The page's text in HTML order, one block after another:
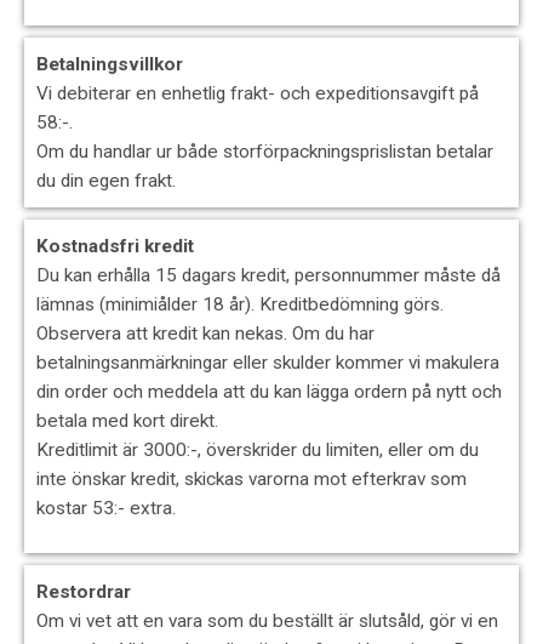
Betalningsvillkor
Vi debiterar en enhetlig frakt- och expeditionsavgift på
58:-.
Om du handlar ur både storförpackningsprislistan betalar
du din egen frakt.
Kostnadsfri kredit
Du kan erhålla 15 dagars kredit, personnummer måste då
lämnas (minimiålder 18 år). Kreditbedömning görs.
Observera att kredit kan nekas. Om du har
betalningsanmärkningar eller skulder kommer vi makulera
din order och meddela att du kan lägga ordern på nytt och
betala med kort direkt.
Kreditlimit är 3000:-, överskrider du limiten, eller om du
inte önskar kredit, skickas varorna mot efterkrav som
kostar 53:- extra.
Restordrar
Om vi vet att en vara som du beställt är slutsåld, gör vi en